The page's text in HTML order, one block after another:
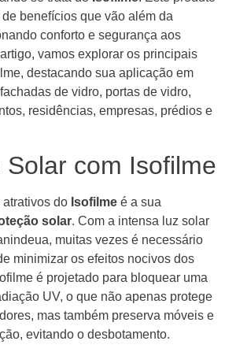
benefícios que vão além da
conforto e segurança aos
vamos explorar os principais
destacando sua aplicação em
de vidro, portas de vidro,
residências, empresas, prédios e
Solar com Isofilme
do Isofilme é a sua
solar. Com a intensa luz solar
muitas vezes é necessário
minimizar os efeitos nocivos dos
é projetado para bloquear uma
UV, o que não apenas protege
mas também preserva móveis e
evitando o desbotamento.